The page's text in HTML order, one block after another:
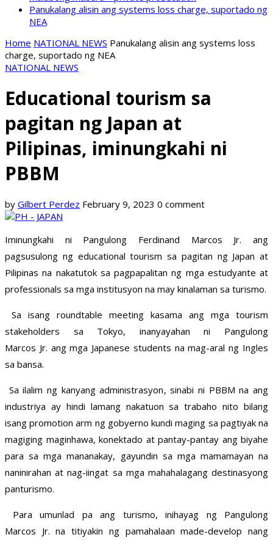
Panukalang alisin ang systems loss charge, suportado ng
NEA
Home NATIONAL NEWS Panukalang alisin ang systems loss
charge, suportado ng NEA
NATIONAL NEWS
Educational tourism sa
pagitan ng Japan at
Pilipinas, iminungkahi ni
PBBM
by Gilbert Perdez February 9, 2023 0 comment
Iminungkahi ni Pangulong Ferdinand Marcos Jr. ang
pagsusulong ng educational tourism sa pagitan ng Japan at
Pilipinas na nakatutok sa pagpapalitan ng mga estudyante at
professionals sa mga institusyon na may kinalaman sa turismo.
Sa isang roundtable meeting kasama ang mga tourism
stakeholders sa Tokyo, inanyayahan ni Pangulong
Marcos Jr. ang mga Japanese students na mag-aral ng Ingles
sa bansa.
Sa ilalim ng kanyang administrasyon, sinabi ni PBBM na ang
industriya ay hindi lamang nakatuon sa trabaho nito bilang
isang promotion arm ng gobyerno kundi maging sa pagtiyak na
magiging maginhawa, konektado at pantay-pantay ang biyahe
para sa mga mananakay, gayundin sa mga mamamayan na
naninirahan at nag-iingat sa mga mahahalagang destinasyong
panturismo.
Para umunlad pa ang turismo, inihayag ng Pangulong
Marcos Jr. na titiyakin ng pamahalaan made-develop nang